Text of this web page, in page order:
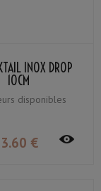
INOX DROP
10CM
disponibles
3.60 €